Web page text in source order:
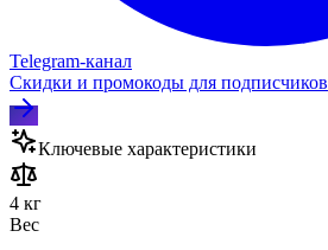
Telegram‑канал
Скидки и промокоды для подписчиков
Ключевые характеристики
4 кг
Вес